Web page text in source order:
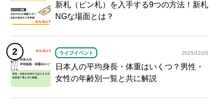
新札（ピン札）を入手する9つの方法！新札
NGな場面とは？
ライフイベント 2025/12/25
日本人の平均身長・体重はいくつ？男性・
女性の年齢別一覧と共に解説